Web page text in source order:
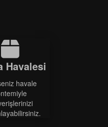
Havalesi
havale